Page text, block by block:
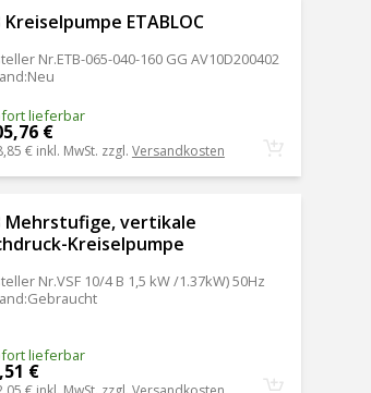
Kreiselpumpe ETABLOC
Nr.ETB-065-040-160 GG AV10D200402
:Neu
lieferbar
€
€ inkl. MwSt. zzgl. Versandkosten
Mehrstufige, vertikale
Kreiselpumpe
Nr.VSF 10/4 B 1,5 kW /1.37kW) 50Hz
:Gebraucht
lieferbar
€